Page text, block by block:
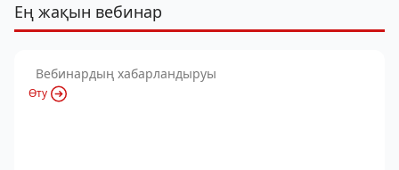
Ең жақын вебинар
Вебинардың хабарландыруы
Өту